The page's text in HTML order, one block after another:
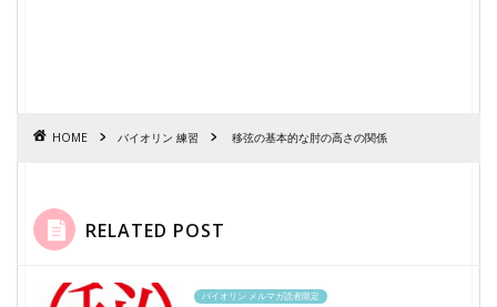
HOME バイオリン 練習 移弦の基本的な肘の高さの関係
RELATED POST
バイオリン メルマガ読者限定